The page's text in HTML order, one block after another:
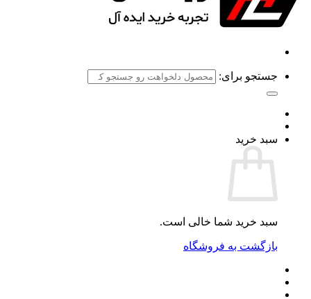
جستجو برای:
سبد خرید
سبد خرید شما خالی است.
بازگشت به فروشگاه